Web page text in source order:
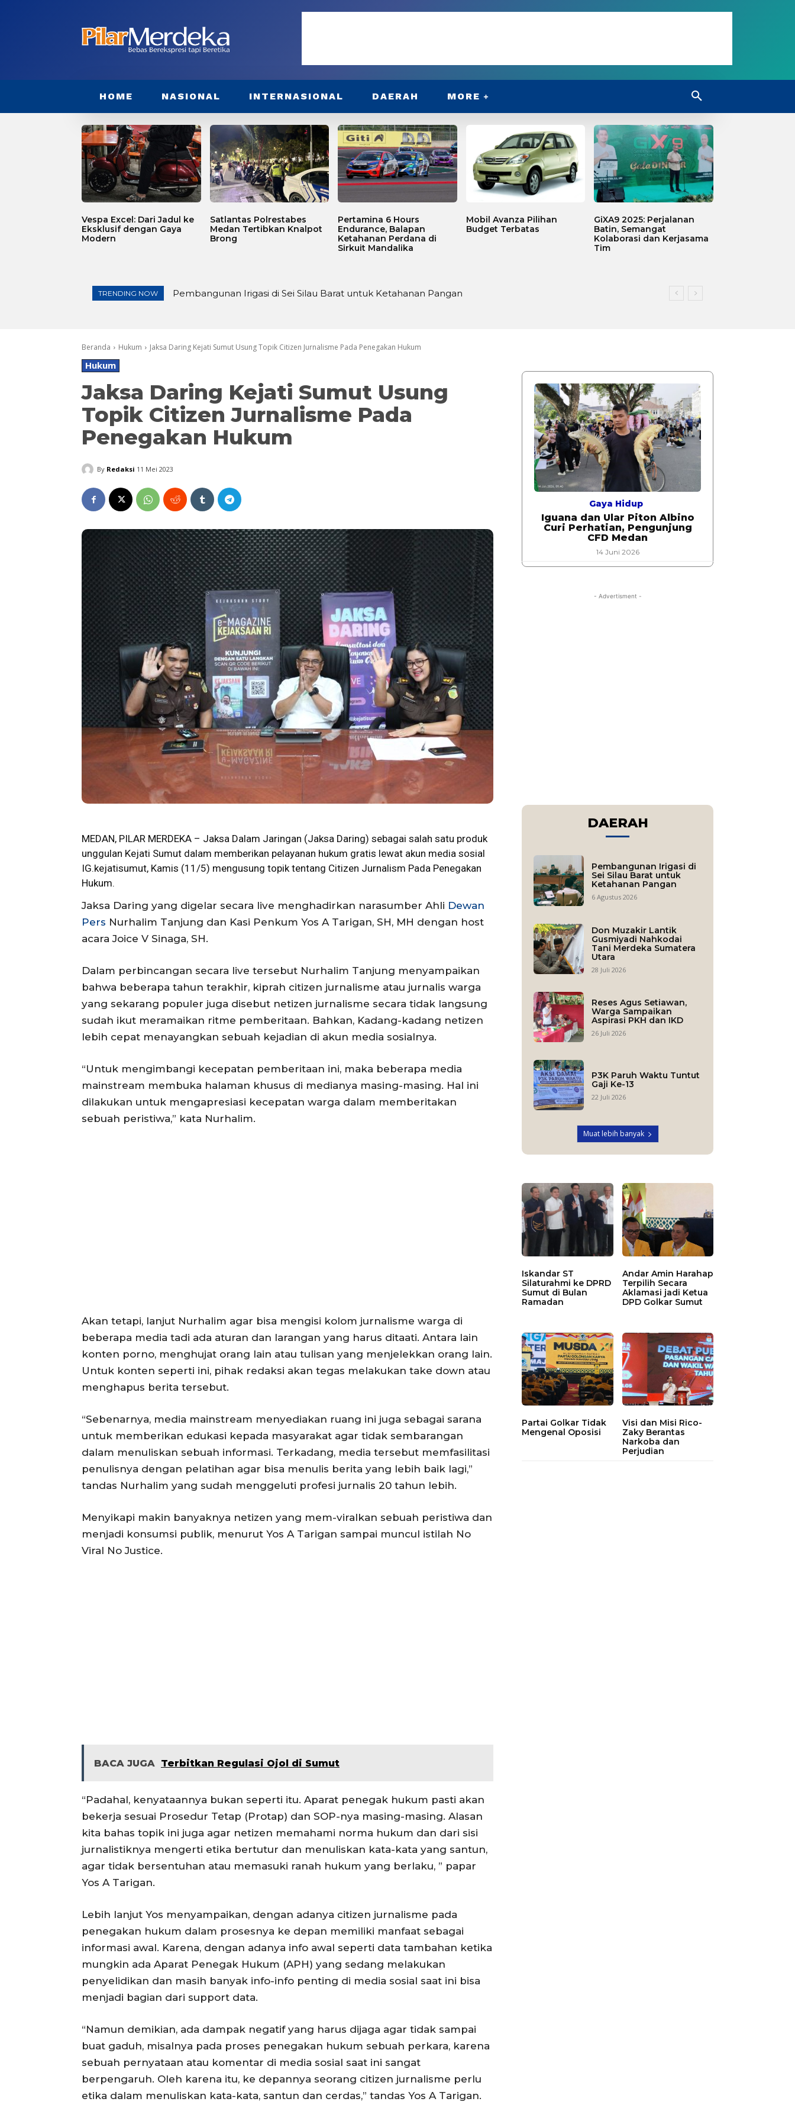
HOME NASIONAL INTERNASIONAL DAERAH MORE
Vespa Excel: Dari Jadul ke
Eksklusif dengan Gaya
Modern
Satlantas Polrestabes
Medan Tertibkan Knalpot
Brong
Pertamina 6 Hours
Endurance, Balapan
Ketahanan Perdana di
Sirkuit Mandalika
Mobil Avanza Pilihan
Budget Terbatas
GiXA9 2025: Perjalanan
Batin, Semangat
Kolaborasi dan Kerjasama
Tim
TRENDING NOW Pembangunan Irigasi di Sei Silau Barat untuk Ketahanan Pangan
Lewat Tasyakuran KTP, Seniman Bogor Galang Donasi untuk Yudi
Beranda Hukum Jaksa Daring Kejati Sumut Usung Topik Citizen Jurnalisme Pada Penegakan Hukum
Hukum
Jaksa Daring Kejati Sumut Usung
Topik Citizen Jurnalisme Pada
Penegakan Hukum
By Redaksi 11 Mei 2023
MEDAN, PILAR MERDEKA – Jaksa Dalam Jaringan (Jaksa Daring) sebagai salah satu produk
unggulan Kejati Sumut dalam memberikan pelayanan hukum gratis lewat akun media sosial
IG.kejatisumut, Kamis (11/5) mengusung topik tentang Citizen Jurnalism Pada Penegakan
Hukum.
Jaksa Daring yang digelar secara live menghadirkan narasumber Ahli Dewan
Pers Nurhalim Tanjung dan Kasi Penkum Yos A Tarigan, SH, MH dengan host
acara Joice V Sinaga, SH.
Dalam perbincangan secara live tersebut Nurhalim Tanjung menyampaikan
bahwa beberapa tahun terakhir, kiprah citizen jurnalisme atau jurnalis warga
yang sekarang populer juga disebut netizen jurnalisme secara tidak langsung
sudah ikut meramaikan ritme pemberitaan. Bahkan, Kadang-kadang netizen
lebih cepat menayangkan sebuah kejadian di akun media sosialnya.
“Untuk mengimbangi kecepatan pemberitaan ini, maka beberapa media
mainstream membuka halaman khusus di medianya masing-masing. Hal ini
dilakukan untuk mengapresiasi kecepatan warga dalam memberitakan
sebuah peristiwa,” kata Nurhalim.
Akan tetapi, lanjut Nurhalim agar bisa mengisi kolom jurnalisme warga di
beberapa media tadi ada aturan dan larangan yang harus ditaati. Antara lain
konten porno, menghujat orang lain atau tulisan yang menjelekkan orang lain.
Untuk konten seperti ini, pihak redaksi akan tegas melakukan take down atau
menghapus berita tersebut.
“Sebenarnya, media mainstream menyediakan ruang ini juga sebagai sarana
untuk memberikan edukasi kepada masyarakat agar tidak sembarangan
dalam menuliskan sebuah informasi. Terkadang, media tersebut memfasilitasi
penulisnya dengan pelatihan agar bisa menulis berita yang lebih baik lagi,”
tandas Nurhalim yang sudah menggeluti profesi jurnalis 20 tahun lebih.
Menyikapi makin banyaknya netizen yang mem-viralkan sebuah peristiwa dan
menjadi konsumsi publik, menurut Yos A Tarigan sampai muncul istilah No
Viral No Justice.
BACA JUGA Terbitkan Regulasi Ojol di Sumut
“Padahal, kenyataannya bukan seperti itu. Aparat penegak hukum pasti akan
bekerja sesuai Prosedur Tetap (Protap) dan SOP-nya masing-masing. Alasan
kita bahas topik ini juga agar netizen memahami norma hukum dan dari sisi
jurnalistiknya mengerti etika bertutur dan menuliskan kata-kata yang santun,
agar tidak bersentuhan atau memasuki ranah hukum yang berlaku, ” papar
Yos A Tarigan.
Lebih lanjut Yos menyampaikan, dengan adanya citizen jurnalisme pada
penegakan hukum dalam prosesnya ke depan memiliki manfaat sebagai
informasi awal. Karena, dengan adanya info awal seperti data tambahan ketika
mungkin ada Aparat Penegak Hukum (APH) yang sedang melakukan
penyelidikan dan masih banyak info-info penting di media sosial saat ini bisa
menjadi bagian dari support data.
“Namun demikian, ada dampak negatif yang harus dijaga agar tidak sampai
buat gaduh, misalnya pada proses penegakan hukum sebuah perkara, karena
sebuah pernyataan atau komentar di media sosial saat ini sangat
berpengaruh. Oleh karena itu, ke depannya seorang citizen jurnalisme perlu
etika dalam menuliskan kata-kata, santun dan cerdas,” tandas Yos A Tarigan.
Gaya Hidup
Iguana dan Ular Piton Albino
Curi Perhatian, Pengunjung
CFD Medan
14 Juni 2026
- Advertisment -
DAERAH
Pembangunan Irigasi di
Sei Silau Barat untuk
Ketahanan Pangan
6 Agustus 2026
Don Muzakir Lantik
Gusmiyadi Nahkodai
Tani Merdeka Sumatera
Utara
28 Juli 2026
Reses Agus Setiawan,
Warga Sampaikan
Aspirasi PKH dan IKD
26 Juli 2026
P3K Paruh Waktu Tuntut
Gaji Ke-13
22 Juli 2026
Muat lebih banyak
Iskandar ST
Silaturahmi ke DPRD
Sumut di Bulan
Ramadan
Andar Amin Harahap
Terpilih Secara
Aklamasi jadi Ketua
DPD Golkar Sumut
Partai Golkar Tidak
Mengenal Oposisi
Visi dan Misi Rico-
Zaky Berantas
Narkoba dan
Perjudian